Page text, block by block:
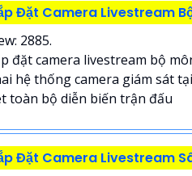
Đặt Camera Livestream
2885.
đặt camera livestream bộ
hệ thống camera giám sát
toàn bộ diễn biến trận đấu
Đặt Camera Livestream